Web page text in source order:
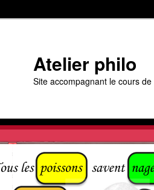
Atelier philo
Site accompagnant le cours